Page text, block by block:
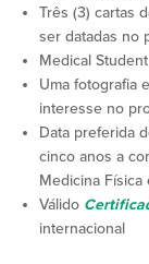
Três (3) cartas
ser datadas no
Medical
Uma fotografia
interesse no
Data preferida
cinco anos a
Medicina
Válido
internacional